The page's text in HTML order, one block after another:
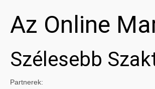
Az Online
Szélesebb
Partnerek: